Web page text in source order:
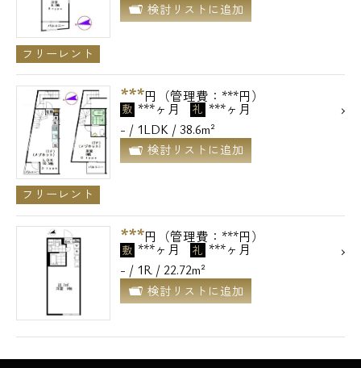
検討リストに追加
フリーレント
***円（管理費：***円）
敷 ***ヶ月 礼 ***ヶ月
- / 1LDK / 38.6m²
検討リストに追加
フリーレント
***円（管理費：***円）
敷 ***ヶ月 礼 ***ヶ月
- / 1R / 22.72m²
検討リストに追加